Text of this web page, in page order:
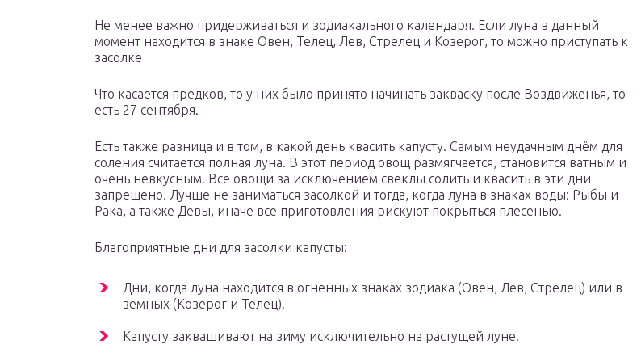
Не менее важно придерживаться и зодиакального календаря. Если луна в данный
момент находится в знаке Овен, Телец, Лев, Стрелец и Козерог, то можно приступать к
засолке
Что касается предков, то у них было принято начинать закваску после Воздвиженья, то
есть 27 сентября.
Есть также разница и в том, в какой день квасить капусту. Самым неудачным днём для
соления считается полная луна. В этот период овощ размягчается, становится ватным и
очень невкусным. Все овощи за исключением свеклы солить и квасить в эти дни
запрещено. Лучше не заниматься засолкой и тогда, когда луна в знаках воды: Рыбы и
Рака, а также Девы, иначе все приготовления рискуют покрыться плесенью.
Благоприятные дни для засолки капусты:
Дни, когда луна находится в огненных знаках зодиака (Овен, Лев, Стрелец) или в
земных (Козерог и Телец).
Капусту заквашивают на зиму исключительно на растущей луне.